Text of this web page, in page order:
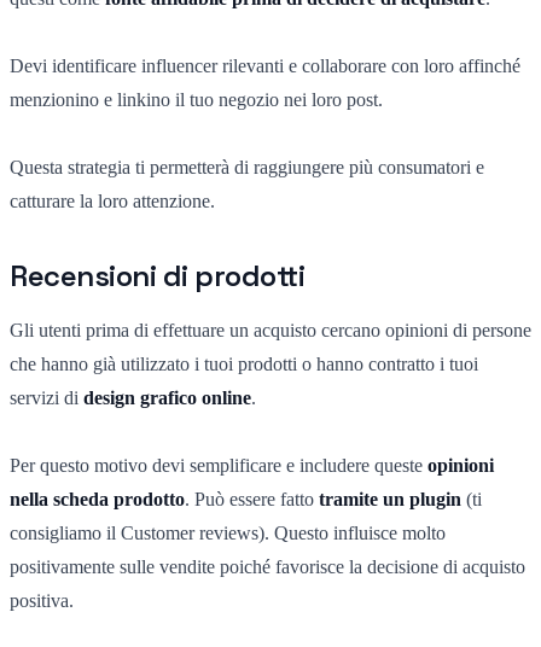
Devi identificare influencer rilevanti e collaborare con loro affinché
menzionino e linkino il tuo negozio nei loro post.
Questa strategia ti permetterà di raggiungere più consumatori e
catturare la loro attenzione.
Recensioni di prodotti
Gli utenti prima di effettuare un acquisto cercano opinioni di persone
che hanno già utilizzato i tuoi prodotti o hanno contratto i tuoi
servizi di design grafico online.
Per questo motivo devi semplificare e includere queste opinioni
nella scheda prodotto. Può essere fatto tramite un plugin (ti
consigliamo il Customer reviews). Questo influisce molto
positivamente sulle vendite poiché favorisce la decisione di acquisto
positiva.